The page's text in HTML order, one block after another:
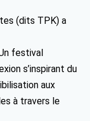
(dits TPK) a
festival
s’inspirant du
aux
à travers le